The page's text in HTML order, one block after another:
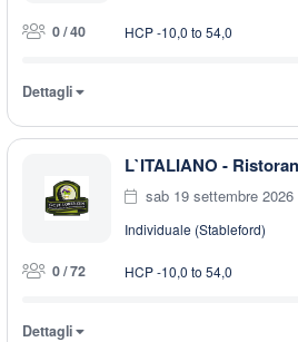
0 / 40 HCP -10,0 to 54,0
Dettagli
L`ITALIANO -
sab 19 settembre 2026
Individuale (Stableford)
0 / 72 HCP -10,0 to 54,0
Dettagli